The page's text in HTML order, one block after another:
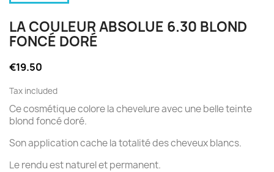
LA COULEUR ABSOLUE 6.30 BLOND
FONCÉ DORÉ
€19.50
Tax included
Ce cosmétique colore la chevelure avec une belle teinte
blond foncé doré.
Son application cache la totalité des cheveux blancs.
Le rendu est naturel et permanent.